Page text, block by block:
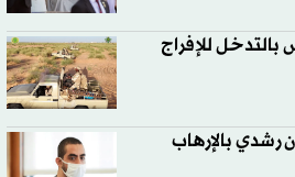
بالتدخل للإفراج
رشدي بالإرهاب